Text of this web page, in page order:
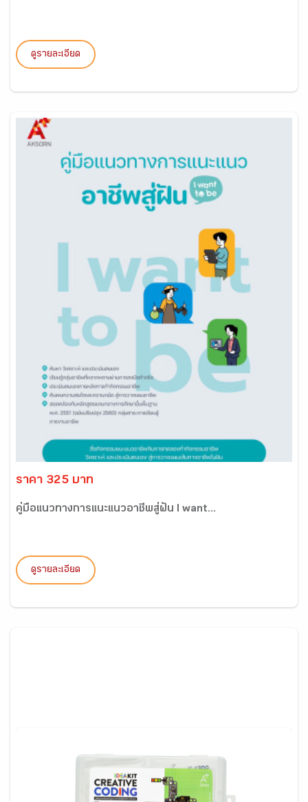
ดูรายละเอียด
ราคา 325 บาท
คู่มือแนวทางการแนะแนวอาชีพสู่ฝัน I want...
ดูรายละเอียด